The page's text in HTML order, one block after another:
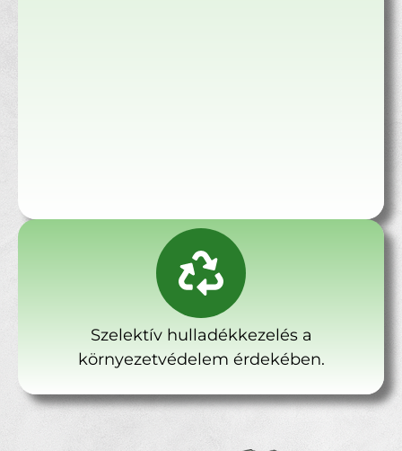
Szelektív hulladékkezelés a
környezetvédelem érdekében.